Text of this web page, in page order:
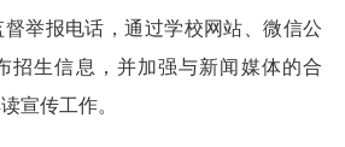
举报电话，通过学校网站、微信公
招生信息，并加强与新闻媒体的合
宣传工作。